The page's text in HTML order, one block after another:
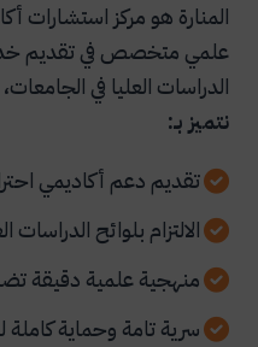
المنارة هو مركز
علمي متخصص في تقديم
الدراسات العليا في
نتميز بـ:
تقديم دعم أكاديمي
الالتزام بلوائح
منهجية علمية دقيقة
سرية تامة وحماية كاملة